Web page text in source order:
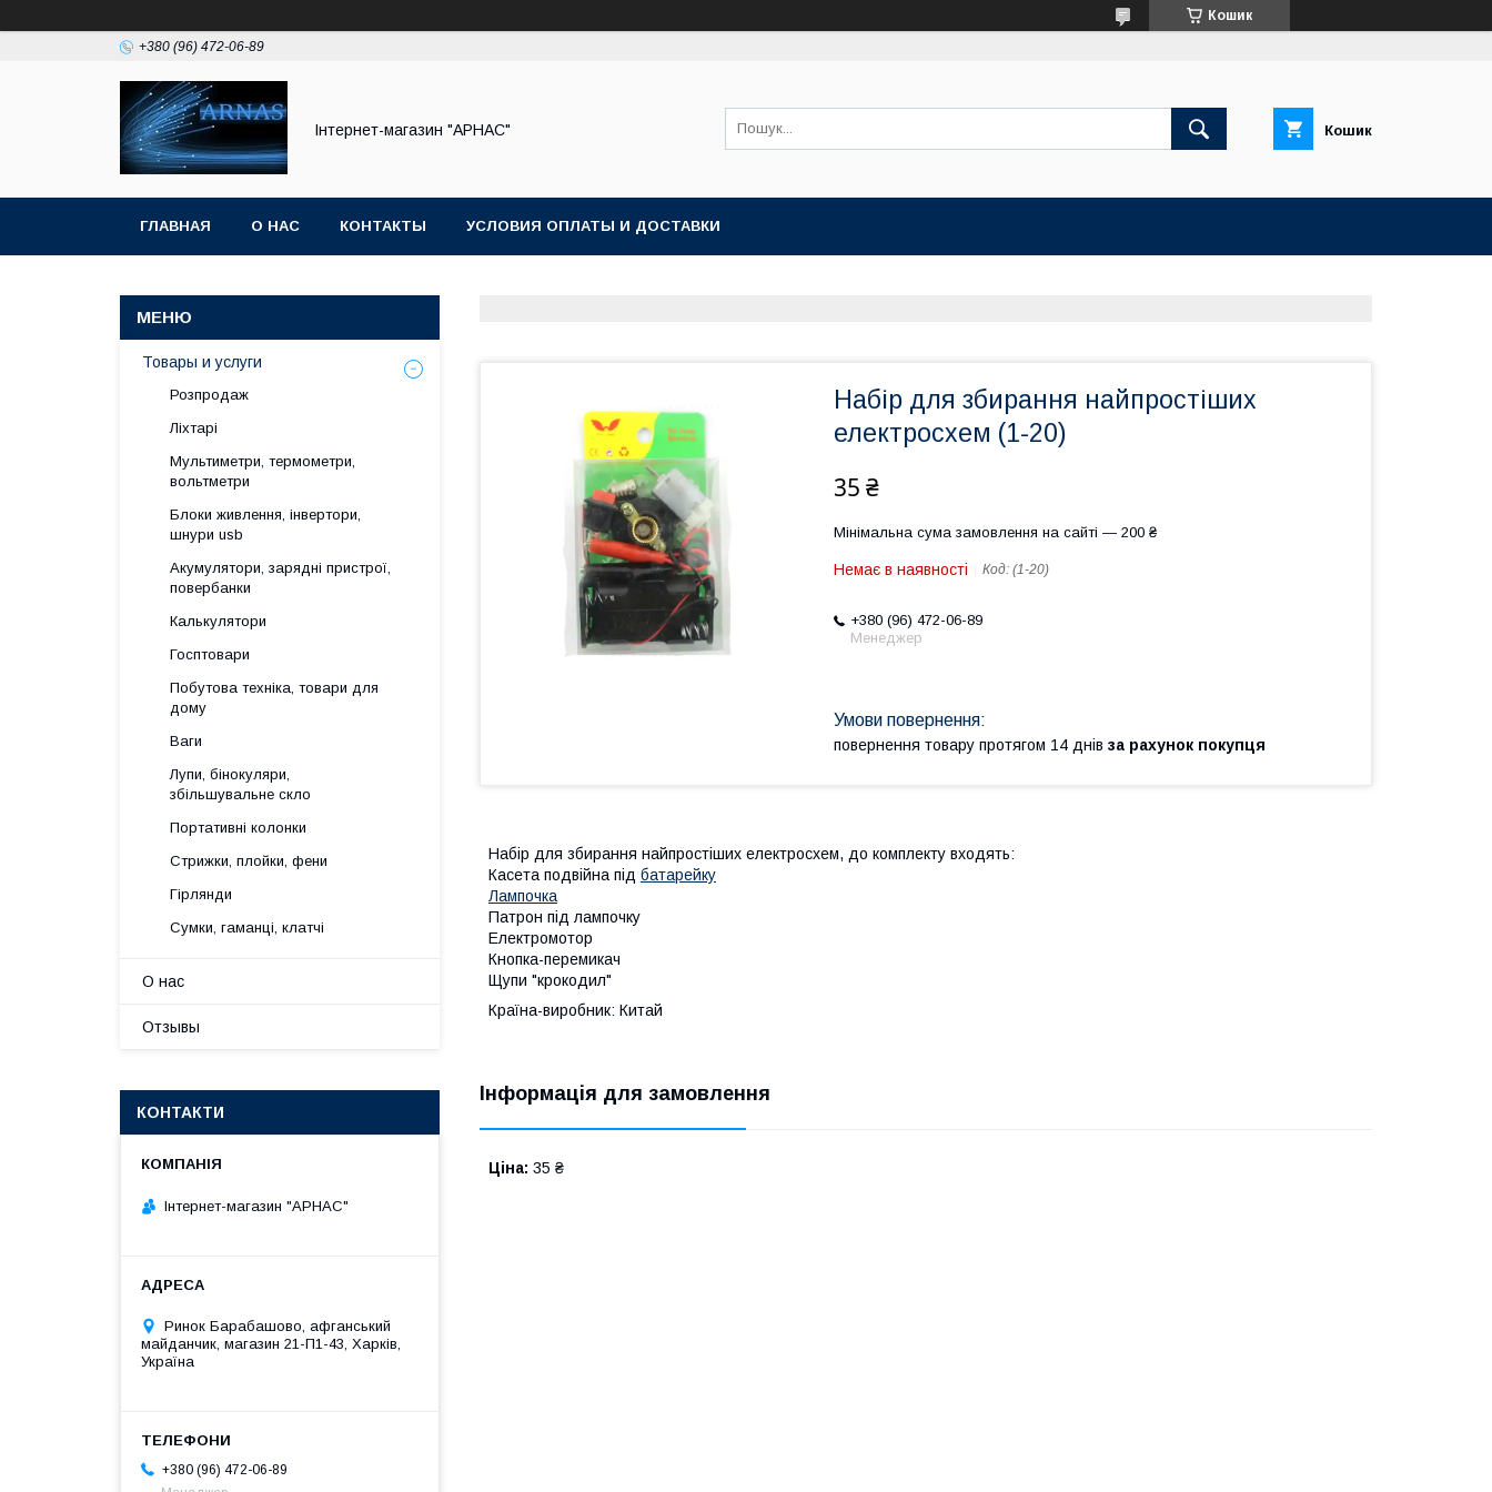
Кошик
+380 (96) 472-06-89
Інтернет-магазин "АРНАС" Кошик
ГЛАВНАЯ О НАС КОНТАКТЫ УСЛОВИЯ ОПЛАТЫ И ДОСТАВКИ
Набір для збирання найпростіших
електросхем (1-20)
35 ₴
Мінімальна сума замовлення на сайті — 200 ₴
Немає в наявності Код: (1-20)
+380 (96) 472-06-89
Менеджер
повернення товару протягом 14 днів за рахунок покупця
Набір для збирання найпростіших електросхем, до комплекту входять:
Касета подвійна під батарейку
Лампочка
Патрон під лампочку
Електромотор
Кнопка-перемикач
Щупи "крокодил"
Країна-виробник: Китай
Інформація для замовлення
Ціна: 35 ₴
Товары и услуги
Розпродаж
Ліхтарі
Мультиметри, термометри,
вольтметри
Блоки живлення, інвертори,
шнури usb
Акумулятори, зарядні пристрої,
повербанки
Калькулятори
Госптовари
Побутова техніка, товари для
дому
Ваги
Лупи, бінокуляри,
збільшувальне скло
Портативні колонки
Стрижки, плойки, фени
Гірлянди
Сумки, гаманці, клатчі
О нас
Отзывы
КОНТАКТИ
Інтернет-магазин "АРНАС"
Ринок Барабашово, афганський
майданчик, магазин 21-П1-43, Харків,
Україна
+380 (96) 472-06-89